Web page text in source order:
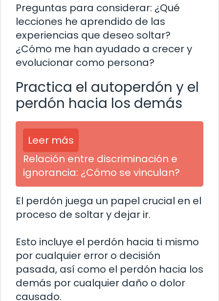
Preguntas para considerar: ¿Qué
lecciones he aprendido de las
experiencias que deseo soltar?
¿Cómo me han ayudado a crecer y
evolucionar como persona?
Practica el autoperdón y el
perdón hacia los demás
Leer más
Relación entre discriminación e
ignorancia: ¿Cómo se vinculan?
El perdón juega un papel crucial en el
proceso de soltar y dejar ir.
Esto incluye el perdón hacia ti mismo
por cualquier error o decisión
pasada, así como el perdón hacia los
demás por cualquier daño o dolor
causado.